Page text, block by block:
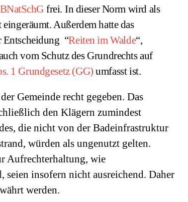
frei. In dieser Norm wird als
Außerdem hatte das
Entscheidung “Reiten im Walde“,
vom Schutz des Grundrechts auf
1 Grundgesetz (GG) umfasst ist.
Gemeinde recht gegeben. Das
den Klägern zumindest
die nicht von der Badeinfrastruktur
würden als ungenutzt gelten.
Aufrechterhaltung, wie
insofern nicht ausreichend. Daher
werden.